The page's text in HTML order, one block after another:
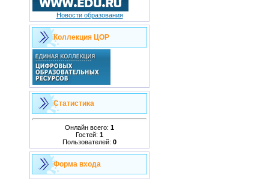
Новости образования
Коллекция ЦОР
Статистика
Онлайн всего: 1
Гостей: 1
Пользователей: 0
Форма входа